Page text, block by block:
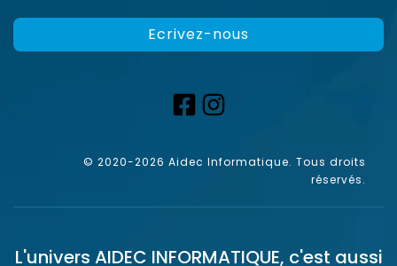
Ecrivez-nous
© 2020-2026 Aidec Informatique. Tous droits
réservés.
L'univers AIDEC INFORMATIQUE, c'est aussi